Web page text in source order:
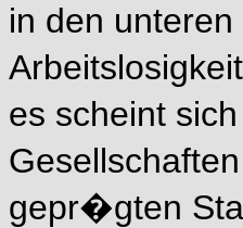
in den
es scheint
gepr�gten